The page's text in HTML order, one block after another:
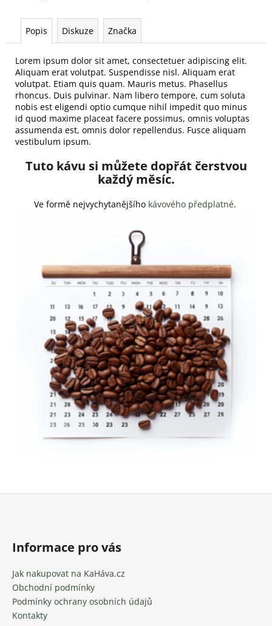
Popis Diskuze Značka
Lorem ipsum dolor sit amet, consectetuer adipiscing elit.
Aliquam erat volutpat. Suspendisse nisl. Aliquam erat
volutpat. Etiam quis quam. Mauris metus. Phasellus
rhoncus. Duis pulvinar. Nam libero tempore, cum soluta
nobis est eligendi optio cumque nihil impedit quo minus
id quod maxime placeat facere possimus, omnis voluptas
assumenda est, omnis dolor repellendus. Fusce aliquam
vestibulum ipsum.
Tuto kávu si můžete dopřát čerstvou
každý měsíc.
Ve formě nejvychytanějšího kávového předplatné.
Z
Informace pro vás
Jak nakupovat na KaHáva.cz
Obchodní podmínky
Podmínky ochrany osobních údajů
Kontakty